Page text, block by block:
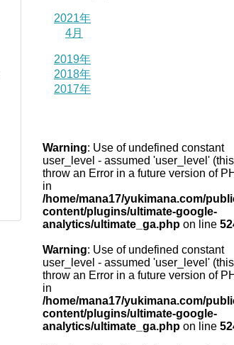
2021年
4月
2019年
2018年
2017年
Warning: Use of undefined constant
user_level - assumed 'user_level' (this
throw an Error in a future version of
in
/home/mana17/yukimana.com/
content/plugins/ultimate-google-
analytics/ultimate_ga.php on line
Warning: Use of undefined constant
user_level - assumed 'user_level' (this
throw an Error in a future version of
in
/home/mana17/yukimana.com/
content/plugins/ultimate-google-
analytics/ultimate_ga.php on line